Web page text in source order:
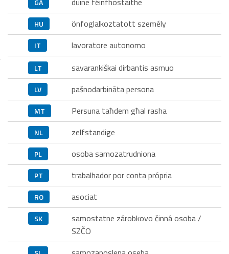
GA
HU önfoglalkoztatott személy
IT lavoratore autonomo
LT savarankiškai dirbantis asmuo
LV pašnodarbināta persona
MT Persuna taħdem għal rasha
NL zelfstandige
PL osoba samozatrudniona
PT trabalhador por conta própria
RO asociat
SK
samostatne zárobkovo činná osoba /
SZČO